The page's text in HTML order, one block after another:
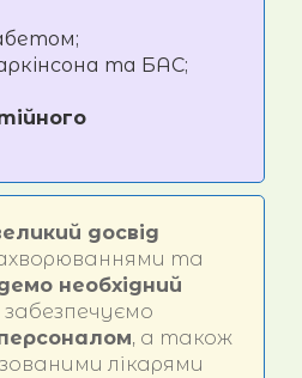
та БАС;
досвід
та
необхідний
, а також
лікарями